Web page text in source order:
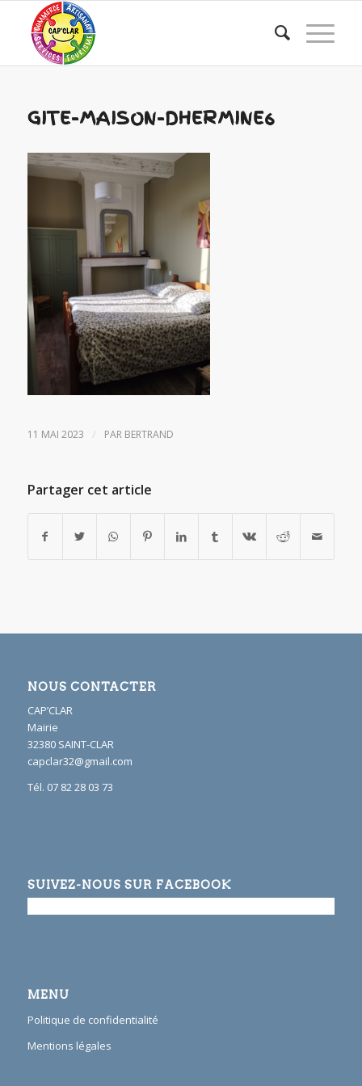
GITE-MAISON-DHERMINE6
11 MAI 2023 / PAR BERTRAND
Partager cet article
NOUS CONTACTER
CAP’CLAR
Mairie
32380 SAINT-CLAR
capclar32@gmail.com
Tél. 07 82 28 03 73
SUIVEZ-NOUS SUR FACEBOOK
MENU
Politique de confidentialité
Mentions légales